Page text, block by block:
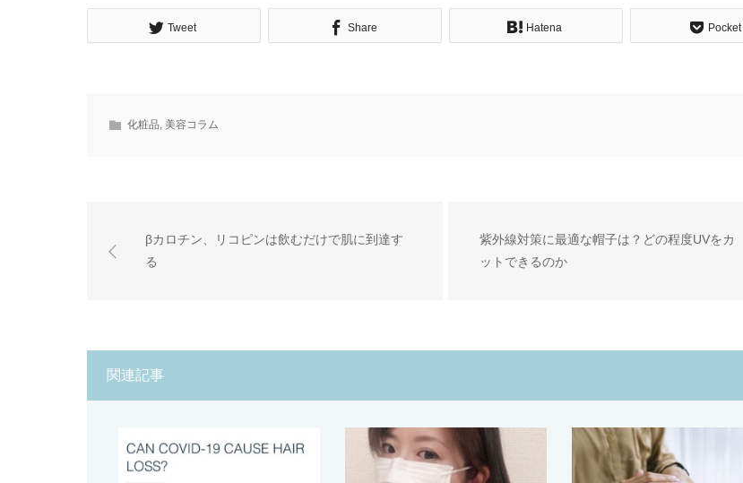
Tweet Share Hatena Pocket
化粧品, 美容コラム
βカロチン、リコピンは飲むだけで肌に到達す
る
紫外線対策に最適な帽子は？どの程度UVをカ
ットできるのか
関連記事